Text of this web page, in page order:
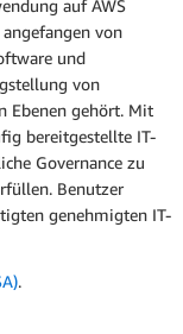
auf AWS
von
und
von
Ebenen gehört. Mit
bereitgestellte IT-
Governance zu
Benutzer
genehmigten IT-
.